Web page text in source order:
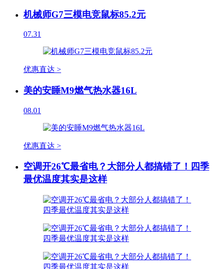
机械师G7三模电竞鼠标85.2元
07.31
优惠直达 >
美的安睡M9燃气热水器16L
08.01
优惠直达 >
空调开26℃最省电？大部分人都搞错了！四季
最优温度其实是这样